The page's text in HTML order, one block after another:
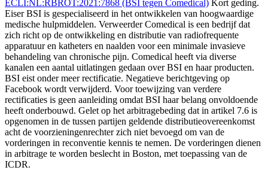
ECLI:NL:RBROT:2021:7868 (BSI tegen Comedical) Kort geding.
Eiser BSI is gespecialiseerd in het ontwikkelen van hoogwaardige
medische hulpmiddelen. Verweerder Comedical is een bedrijf dat
zich richt op de ontwikkeling en distributie van radiofrequente
apparatuur en katheters en naalden voor een minimale invasieve
behandeling van chronische pijn. Comedical heeft via diverse
kanalen een aantal uitlatingen gedaan over BSI en haar producten.
BSI eist onder meer rectificatie. Negatieve berichtgeving op
Facebook wordt verwijderd. Voor toewijzing van verdere
rectificaties is geen aanleiding omdat BSI haar belang onvoldoende
heeft onderbouwd. Gelet op het arbitragebeding dat in artikel 7.6 is
opgenomen in de tussen partijen geldende distributieovereenkomst
acht de voorzieningenrechter zich niet bevoegd om van de
vorderingen in reconventie kennis te nemen. De vorderingen dienen
in arbitrage te worden beslecht in Boston, met toepassing van de
ICDR.